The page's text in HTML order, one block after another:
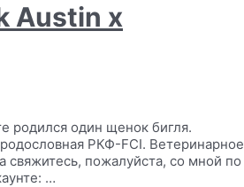
Austin x
родился один щенок бигля.
РКФ-FCI. Ветеринарное
пожалуйста, со мной по
…